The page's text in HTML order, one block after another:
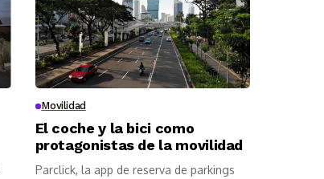
Movilidad
El coche y la bici como
protagonistas de la movilidad
Parclick, la app de reserva de parkings